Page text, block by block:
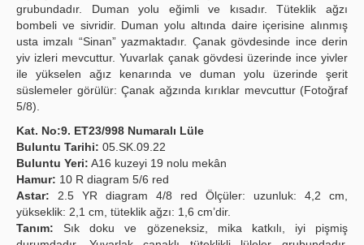
grubundadır. Duman yolu eğimli ve kısadır. Tüteklik ağzı
bombeli ve sivridir. Duman yolu altında daire içerisine alınmış
usta imzalı “Sinan” yazmaktadır. Çanak gövdesinde ince derin
yiv izleri mevcuttur. Yuvarlak çanak gövdesi üzerinde ince yivler
ile yükselen ağız kenarında ve duman yolu üzerinde şerit
süslemeler görülür: Çanak ağzında kırıklar mevcuttur (Fotoğraf
5/8).
Kat. No:9. ET23/998 Numaralı Lüle
Buluntu Tarihi: 05.SK.09.22
Buluntu Yeri: A16 kuzeyi 19 nolu mekân
Hamur: 10 R diagram 5/6 red
Astar: 2.5 YR diagram 4/8 red Ölçüler: uzunluk: 4,2 cm,
yükseklik: 2,1 cm, tüteklik ağzı: 1,6 cm’dir.
Tanım: Sık doku ve gözeneksiz, mika katkılı, iyi pişmiş